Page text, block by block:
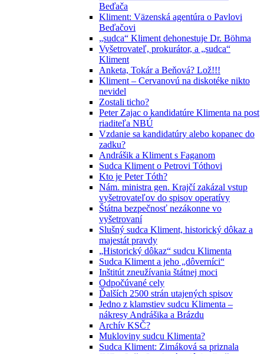
Beďača
Kliment: Väzenská agentúra o Pavlovi
Beďačovi
„sudca“ Kliment dehonestuje Dr. Böhma
Vyšetrovateľ, prokurátor, a „sudca“
Kliment
Anketa, Tokár a Beňová? Lož!!!
Kliment – Cervanovú na diskotéke nikto
nevidel
Zostali ticho?
Peter Zajac o kandidatúre Klimenta na post
riaditeľa NBÚ
Vzdanie sa kandidatúry alebo kopanec do
zadku?
Andrášik a Kliment s Faganom
Sudca Kliment o Petrovi Tóthovi
Kto je Peter Tóth?
Nám. ministra gen. Krajčí zakázal vstup
vyšetrovateľov do spisov operatívy
Štátna bezpečnosť nezákonne vo
vyšetrovaní
Slušný sudca Kliment, historický dôkaz a
majestát pravdy
„Historický dôkaz“ sudcu Klimenta
Sudca Kliment a jeho „dôverníci“
Inštitút zneužívania štátnej moci
Odpočúvané cely
Ďalších 2500 strán utajených spisov
Jedno z klamstiev sudcu Klimenta –
nákresy Andrášika a Brázdu
Archív KSČ?
Mukloviny sudcu Klimenta?
Sudca Kliment: Zimáková sa priznala